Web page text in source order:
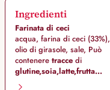
Ingredienti
Farinata di ceci
acqua, farina di ceci (33%),
olio di girasole, sale, Può
contenere tracce di
glutine,soia,latte,frutta...